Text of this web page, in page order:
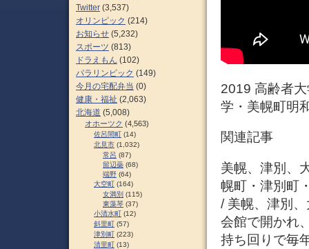
2019 高齢者
学・美幌町明
関連記事
美幌、津別、
幌町・津別町
/ 美幌、津別
会館で開かれ
持ち回りで毎
Twitter (3,537)
オリンピック (214)
お知らせ (5,232)
スポーツ (813)
ドラえもん (102)
パラリンピック (149)
今月の宅配弁当 (0)
健康・福祉 (2,063)
北海道 (5,008)
オホーツク (4,563)
佐呂間町 (14)
北見市 (1,032)
常呂 (87)
留辺蘂 (68)
端野 (64)
大空町 (164)
女満別 (115)
東藻琴 (37)
小清水町 (12)
斜里町 (57)
津別町 (223)
清里町 (13)